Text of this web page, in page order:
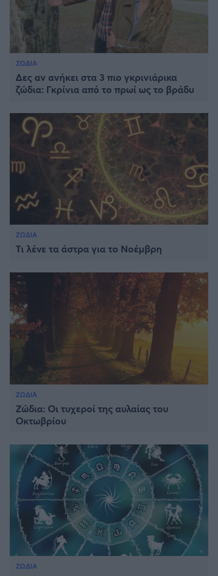
ΖΩΔΙΑ
Δες αν ανήκει στα 3 πιο γκρινιάρικα
ζώδια: Γκρίνια από το πρωί ως το βράδυ
ΖΩΔΙΑ
Τι λένε τα άστρα για το Νοέμβρη
ΖΩΔΙΑ
Ζώδια: Οι τυχεροί της αυλαίας του
Οκτωβρίου
ΖΩΔΙΑ